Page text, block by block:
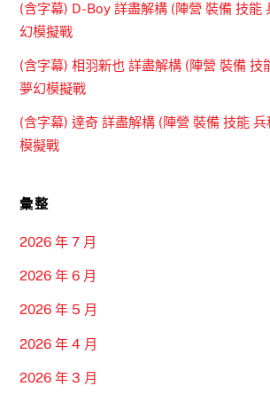
(含字幕) D-Boy 詳盡解構 (陣營 裝備 技能
幻模擬戰
(含字幕) 相羽新也 詳盡解構 (陣營 裝備 技
夢幻模擬戰
(含字幕) 達奇 詳盡解構 (陣營 裝備 技能
模擬戰
彙整
2026 年 7 月
2026 年 6 月
2026 年 5 月
2026 年 4 月
2026 年 3 月